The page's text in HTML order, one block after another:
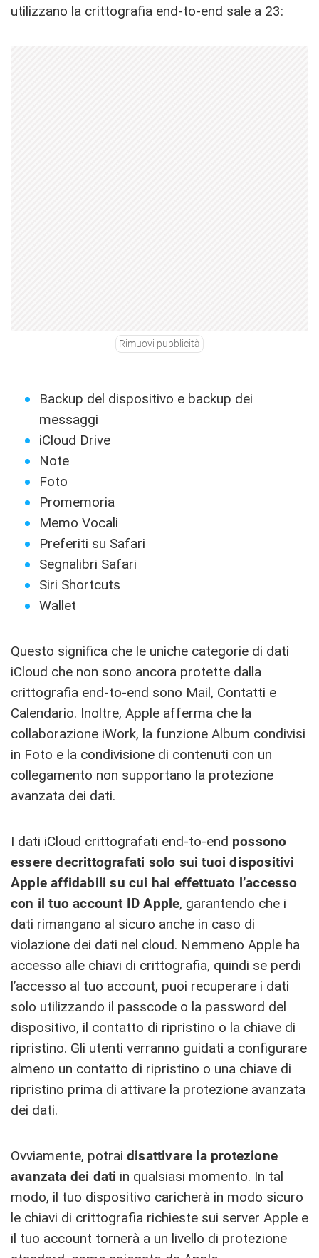
utilizzano la crittografia end-to-end sale a 23:
Rimuovi pubblicità
Backup del dispositivo e backup dei
messaggi
iCloud Drive
Note
Foto
Promemoria
Memo Vocali
Preferiti su Safari
Segnalibri Safari
Siri Shortcuts
Wallet
Questo significa che le uniche categorie di dati
iCloud che non sono ancora protette dalla
crittografia end-to-end sono Mail, Contatti e
Calendario. Inoltre, Apple afferma che la
collaborazione iWork, la funzione Album condivisi
in Foto e la condivisione di contenuti con un
collegamento non supportano la protezione
avanzata dei dati.
I dati iCloud crittografati end-to-end possono
essere decrittografati solo sui tuoi dispositivi
Apple affidabili su cui hai effettuato l’accesso
con il tuo account ID Apple, garantendo che i
dati rimangano al sicuro anche in caso di
violazione dei dati nel cloud. Nemmeno Apple ha
accesso alle chiavi di crittografia, quindi se perdi
l’accesso al tuo account, puoi recuperare i dati
solo utilizzando il passcode o la password del
dispositivo, il contatto di ripristino o la chiave di
ripristino. Gli utenti verranno guidati a configurare
almeno un contatto di ripristino o una chiave di
ripristino prima di attivare la protezione avanzata
dei dati.
Ovviamente, potrai disattivare la protezione
avanzata dei dati in qualsiasi momento. In tal
modo, il tuo dispositivo caricherà in modo sicuro
le chiavi di crittografia richieste sui server Apple e
il tuo account tornerà a un livello di protezione